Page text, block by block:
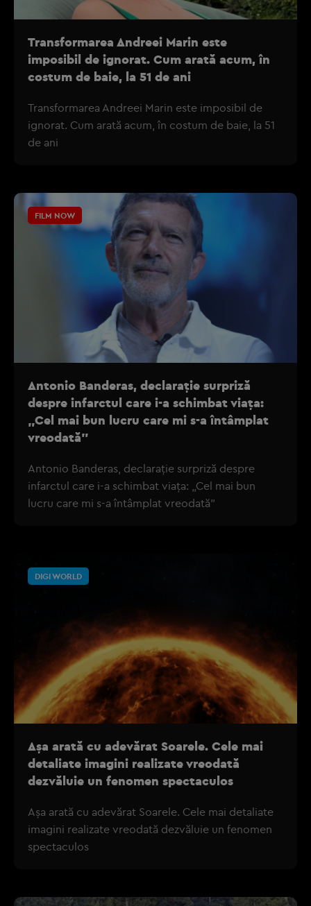
Transformarea Andreei Marin este
imposibil de ignorat. Cum arată acum, în
costum de baie, la 51 de ani
Transformarea Andreei Marin este imposibil de
ignorat. Cum arată acum, în costum de baie, la 51
de ani
FILM NOW
Antonio Banderas, declarație surpriză
despre infarctul care i-a schimbat viața:
„Cel mai bun lucru care mi s-a întâmplat
vreodată”
Antonio Banderas, declarație surpriză despre
infarctul care i-a schimbat viața: „Cel mai bun
lucru care mi s-a întâmplat vreodată”
DIGI WORLD
Așa arată cu adevărat Soarele. Cele mai
detaliate imagini realizate vreodată
dezvăluie un fenomen spectaculos
Așa arată cu adevărat Soarele. Cele mai detaliate
imagini realizate vreodată dezvăluie un fenomen
spectaculos